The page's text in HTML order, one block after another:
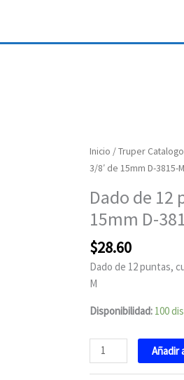
Inicio /Truper
3/8′ de 15mm D-3815-
Dado de 12
15mm D-
$28.60
Dado de 12 puntas,
M
Disponibilidad: 100
Dado
de
puntas,
cuadro
de
15mm
D-
M
13635
Truper
Añadir